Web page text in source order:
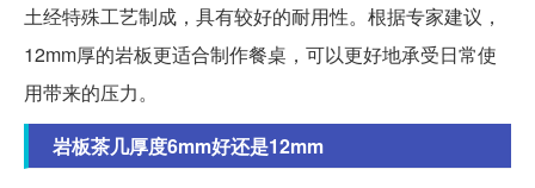
土经特殊工艺制成，具有较好的耐用性。根据专家建议，
12mm厚的岩板更适合制作餐桌，可以更好地承受日常使
用带来的压力。
岩板茶几厚度6mm好还是12mm